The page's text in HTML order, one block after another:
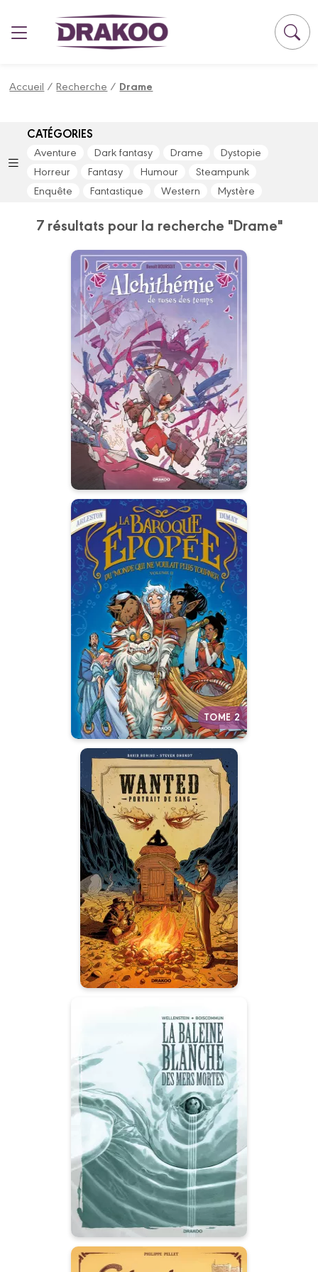
Accueil /Recherche / Drame
CATÉGORIES
Aventure Dark fantasy Drame
Dystopie
Horreur
Fantasy Humour
Steampunk
Enquête
Fantastique Western Mystère
7 résultats pour la recherche "Drame"
Alchithémie de
roses des temps -
histoire complète
Date de parution :
08/01/2025
Une quête fantastique et
poétique à la recherche d’un
grand-père disparu,
entremêlant crises d’allergie
auditive, amitiés naissantes,
pluies de pétales de roses et
dégustation de thé enchanté.
TOME 2
La Baroque
épopée du monde
qui ne voulait plus
tourner
Vol. 02/2
Date de parution :
26/06/2024
Autres tomes
Wanted :
Portrait de sang
- histoire
complète
Date de parution :
28/06/2023
Wanted : s’il vous dessine, il
vous retrouve !
La Baleine
Blanche des mers
mortes - histoire
complète
Date de parution :
29/09/2021
Les hommes ont tué la mer ; elle
revient les hanter.